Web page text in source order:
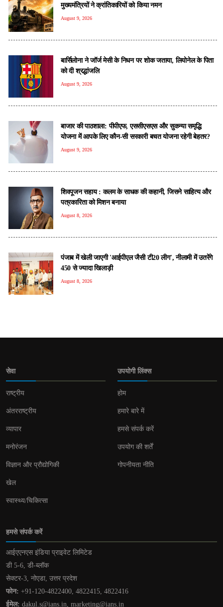
मुख्यमंत्रियों ने क्रांतिकारियों को किया नमन
August 9, 2026
बार्सिलोना ने जॉर्ज मेसी के निधन पर शोक जताया, लियोनेल के पिता
को दी श्रद्धांजलि
August 9, 2026
बाजार की पाठशाला: पीपीएफ, एससीएसएस और सुकन्या समृद्धि
योजना में आपके लिए कौन-सी सरकारी बचत योजना रहेगी बेहतर?
August 9, 2026
शिवपूजन सहाय : कलम के साधक की कहानी, जिसने साहित्य और
पत्रकारिता को मिशन बनाया
August 8, 2026
पंजाब में खेली जाएगी 'आईपीएल जैसी टी20 लीग', नीलामी में उतरेंगे
450 से ज्यादा खिलाड़ी
August 8, 2026
सेवा
राष्ट्रीय
अंतरराष्ट्रीय
व्यापार
मनोरंजन
विज्ञान और प्रौद्योगिकी
खेल
स्वास्थ्य/चिकित्सा
उपयोगी लिंक्स
होम
हमारे बारे में
हमसे संपर्क करें
उपयोग की शर्तें
गोपनीयता नीति
हमसे संपर्क करें
आईएएनएस इंडिया प्राइवेट लिमिटेड
डी 5-6, डी-ब्लॉक
सेक्टर-3, नोएडा, उत्तर प्रदेश
फोन: +91-120-4822400, 4822415, 4822416
ईमेल: dakul.s@ians.in, marketing@ians.in